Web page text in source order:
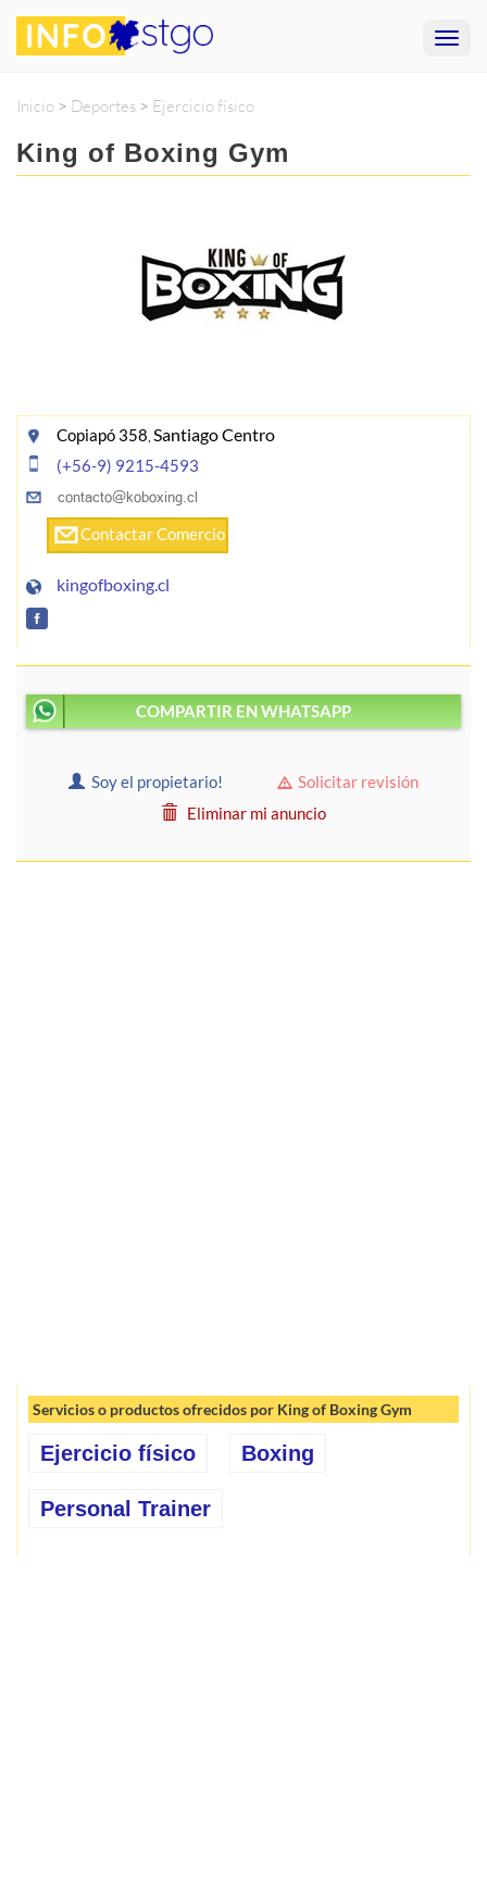
Inicio > Deportes > Ejercicio físico
King of Boxing Gym
Copiapó 358,Santiago Centro
(+56-9) 9215-4593
Contactar Comercio
kingofboxing.cl
COMPARTIR EN WHATSAPP
Soy el propietario!
Solicitar revisión
Eliminar mi anuncio
Servicios o productos ofrecidos por King of Boxing Gym
Ejercicio físico Boxing
Personal Trainer